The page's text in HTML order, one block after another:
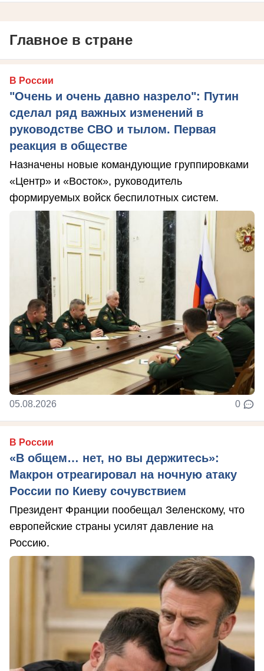
Главное в стране
В России
"Очень и очень давно назрело": Путин
сделал ряд важных изменений в
руководстве СВО и тылом. Первая
реакция в обществе
Назначены новые командующие группировками
«Центр» и «Восток», руководитель
формируемых войск беспилотных систем.
05.08.2026 0
В России
«В общем… нет, но вы держитесь»:
Макрон отреагировал на ночную атаку
России по Киеву сочувствием
Президент Франции пообещал Зеленскому, что
европейские страны усилят давление на
Россию.